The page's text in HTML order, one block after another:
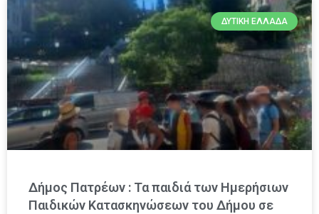
ΔΥΤΙΚΉ ΕΛΛΆΔΑ
Δήμος Πατρέων : Τα παιδιά των Ημερήσιων
Παιδικών Κατασκηνώσεων του Δήμου σε